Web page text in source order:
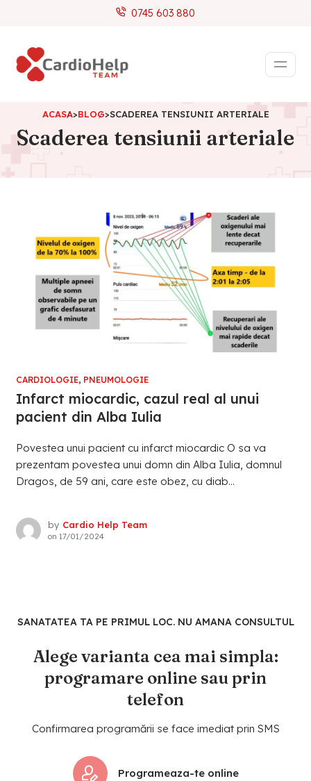
0745 603 880
ACASA>BLOG>SCADEREA TENSIUNII ARTERIALE
Scaderea tensiunii arteriale
CARDIOLOGIE, PNEUMOLOGIE
Infarct miocardic, cazul real al unui
pacient din Alba Iulia
Povestea unui pacient cu infarct miocardic O sa va
prezentam povestea unui domn din Alba Iulia, domnul
Dragos, de 59 ani, care este obez, cu diab...
by Cardio Help Team
on 17/01/2024
SANATATEA TA PE PRIMUL LOC. NU AMANA CONSULTUL
Alege varianta cea mai simpla:
programare online sau prin
telefon
Confirmarea programării se face imediat prin SMS
Programeaza-te online